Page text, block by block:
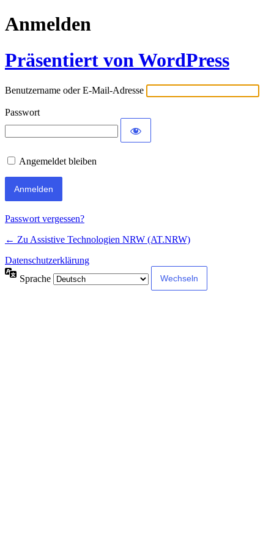
Anmelden
Präsentiert von WordPress
Benutzername oder E-Mail-Adresse
Passwort
Angemeldet bleiben
Passwort vergessen?
← Zu Assistive Technologien NRW (AT.NRW)
Datenschutzerklärung
Sprache